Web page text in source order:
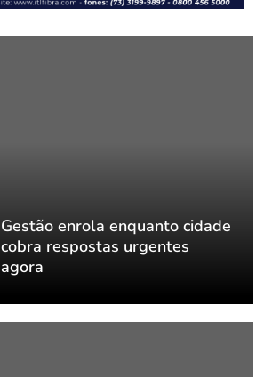
Gestão enrola enquanto cidade
cobra respostas urgentes
agora